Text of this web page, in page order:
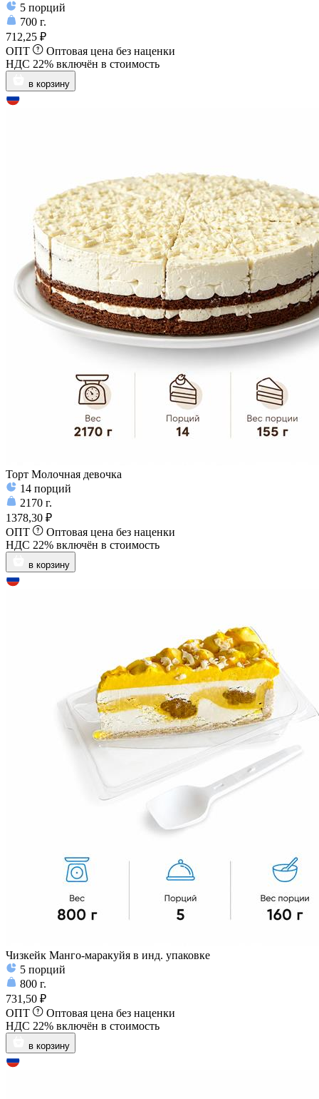
5 порций
700 г.
712,25 ₽
ОПТ
Оптовая цена без наценки
НДС 22% включён в стоимость
в корзину
Торт Молочная девочка
14 порций
2170 г.
1378,30 ₽
ОПТ
Оптовая цена без наценки
НДС 22% включён в стоимость
в корзину
Чизкейк Манго-маракуйя в инд. упаковке
5 порций
800 г.
731,50 ₽
ОПТ
Оптовая цена без наценки
НДС 22% включён в стоимость
в корзину